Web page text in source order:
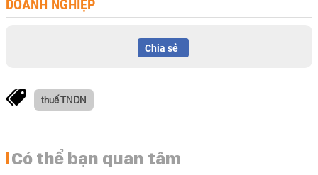
DOANH NGHIỆP
Chia sẻ
thuế TNDN
Có thể bạn quan tâm